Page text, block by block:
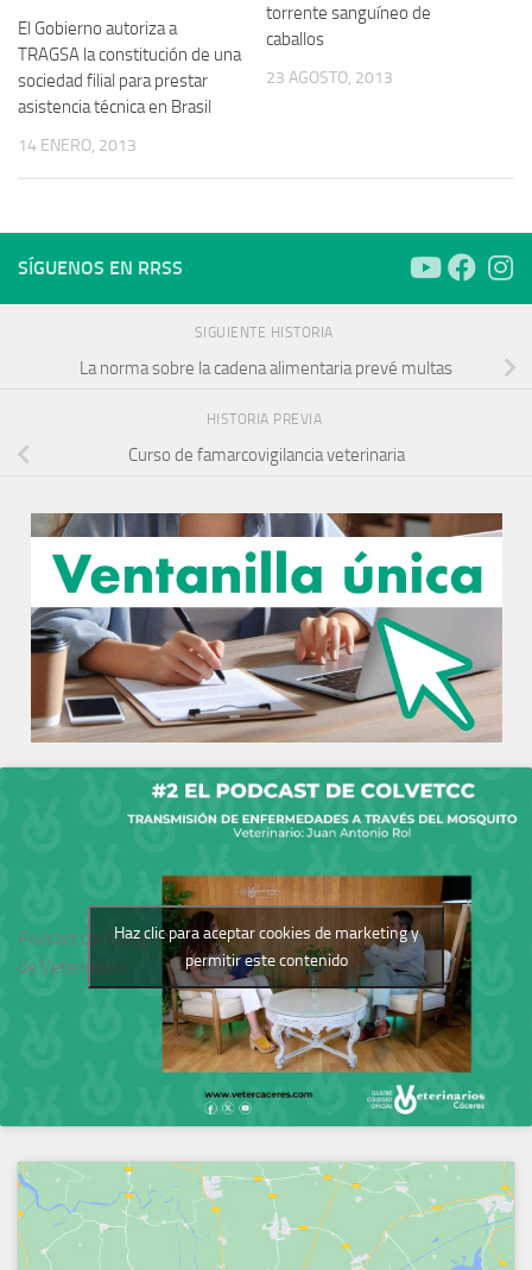
El Gobierno autoriza a
TRAGSA la constitución de una
sociedad filial para prestar
asistencia técnica en Brasil
14 ENERO, 2013
torrente sanguíneo de
caballos
23 AGOSTO, 2013
SÍGUENOS EN RRSS
SIGUIENTE HISTORIA
La norma sobre la cadena alimentaria prevé multas
HISTORIA PREVIA
Curso de famarcovigilancia veterinaria
Podcast del Colegio
de Veterinarios
Haz clic para aceptar cookies de marketing y
permitir este contenido